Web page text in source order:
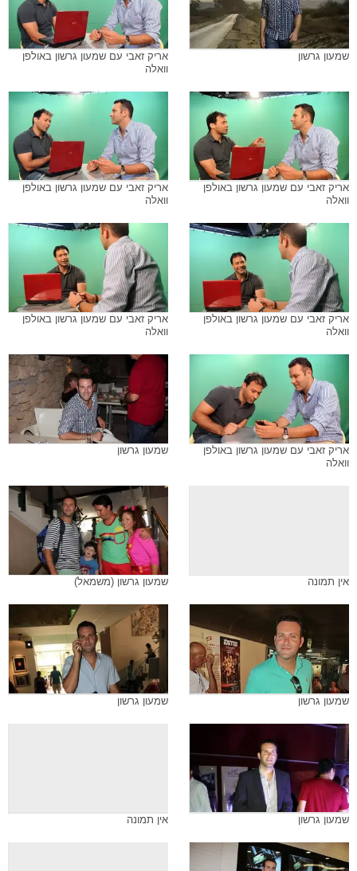
שמעון גרשון
אריק זאבי עם שמעון גרשון באולפן
וואלה
אריק זאבי עם שמעון גרשון באולפן
וואלה
אריק זאבי עם שמעון גרשון באולפן
וואלה
אריק זאבי עם שמעון גרשון באולפן
וואלה
אריק זאבי עם שמעון גרשון באולפן
וואלה
אריק זאבי עם שמעון גרשון באולפן
וואלה
שמעון גרשון
אין תמונה שמעון גרשון (משמאל)
שמעון גרשון שמעון גרשון
שמעון גרשון אין תמונה